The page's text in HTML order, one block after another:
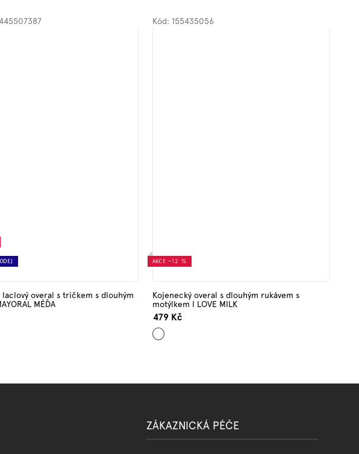
laclový overal s tričkem s dlouhým
MÉĎA
AKCE –12 %
Kojenecký overal s dlouhým rukávem s
motýlkem I LOVE MILK
479 Kč
Šedá
Kód: 155435056
ZÁKAZNICKÁ PÉČE